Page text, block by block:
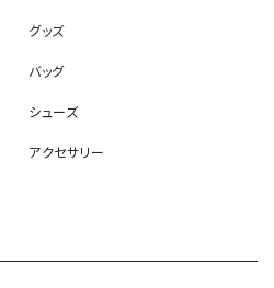
グッズ
バッグ
シューズ
アクセサリー